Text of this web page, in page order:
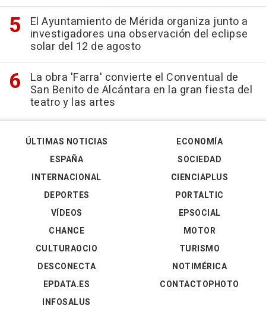
El Ayuntamiento de Mérida organiza junto a
investigadores una observación del eclipse
solar del 12 de agosto
La obra 'Farra' convierte el Conventual de
San Benito de Alcántara en la gran fiesta del
teatro y las artes
ÚLTIMAS NOTICIAS
ESPAÑA
INTERNACIONAL
DEPORTES
VÍDEOS
ECONOMÍA
SOCIEDAD
CIENCIAPLUS
PORTALTIC
EPSOCIAL
CHANCE
CULTURAOCIO
DESCONECTA
EPDATA.ES
INFOSALUS
MOTOR
TURISMO
NOTIMÉRICA
CONTACTOPHOTO